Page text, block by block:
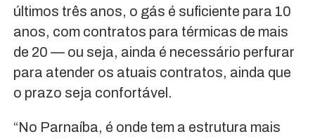
últimos três anos, o gás é suficiente para 10
anos, com contratos para térmicas de mais
de 20 — ou seja, ainda é necessário perfurar
para atender os atuais contratos, ainda que
o prazo seja confortável.
“No Parnaíba, é onde tem a estrutura mais